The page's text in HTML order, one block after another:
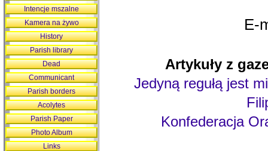
E-
Artykuły z
Jedyną regułą jest
Konfederacja
Intencje mszalne
Kamera na żywo
History
Parish library
Dead
Communicant
Parish borders
Acolytes
Parish Paper
Photo Album
Links